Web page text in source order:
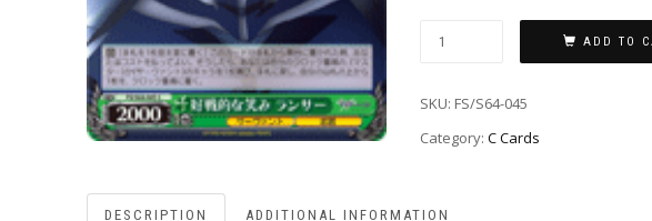
ADD TO
SKU: FS/S64-045
Category: C Cards
DESCRIPTION ADDITIONAL INFORMATION